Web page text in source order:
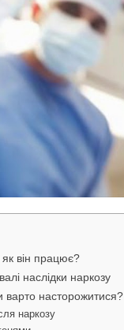
він працює?
наслідки наркозу
варто насторожитися?
наркозу